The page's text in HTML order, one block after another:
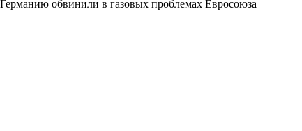
Германию обвинили в газовых проблемах Евросоюза